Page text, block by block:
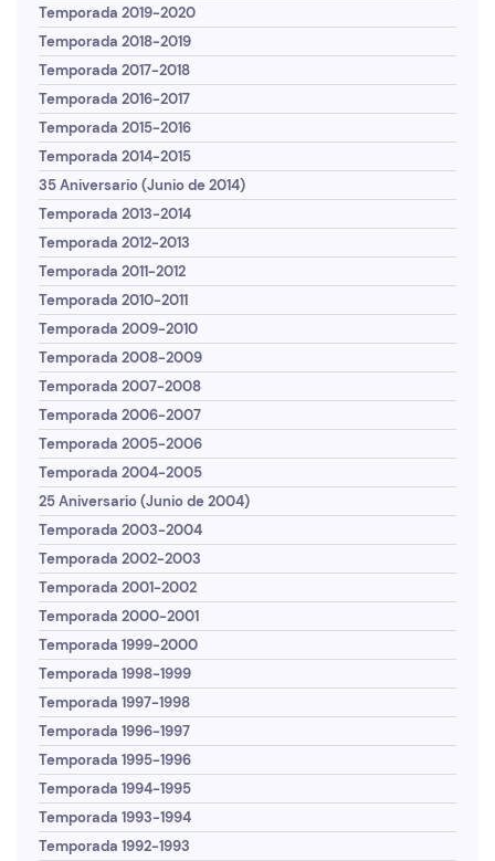
Temporada 2019-2020
Temporada 2018-2019
Temporada 2017-2018
Temporada 2016-2017
Temporada 2015-2016
Temporada 2014-2015
35 Aniversario (Junio de 2014)
Temporada 2013-2014
Temporada 2012-2013
Temporada 2011-2012
Temporada 2010-2011
Temporada 2009-2010
Temporada 2008-2009
Temporada 2007-2008
Temporada 2006-2007
Temporada 2005-2006
Temporada 2004-2005
25 Aniversario (Junio de 2004)
Temporada 2003-2004
Temporada 2002-2003
Temporada 2001-2002
Temporada 2000-2001
Temporada 1999-2000
Temporada 1998-1999
Temporada 1997-1998
Temporada 1996-1997
Temporada 1995-1996
Temporada 1994-1995
Temporada 1993-1994
Temporada 1992-1993